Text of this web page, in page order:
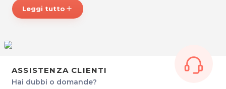
*Prezzi di listino verificati in data 28/03/2018
Leggi tutto add
ASSISTENZA CLIENTI
Hai dubbi o domande?